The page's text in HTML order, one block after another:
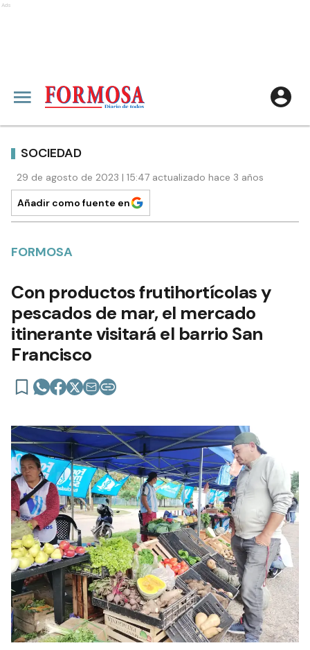
Ads
SOCIEDAD
29 de agosto de 2023 | 15:47 actualizado hace 3 años
Añadir como fuente en
FORMOSA
Con productos frutihortícolas y
pescados de mar, el mercado
itinerante visitará el barrio San
Francisco